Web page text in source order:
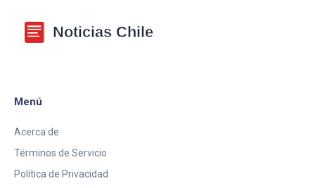
Menú
Acerca de
Términos de Servicio
Política de Privacidad